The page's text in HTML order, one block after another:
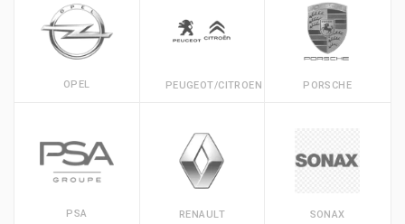
OPEL PEUGEOT/CITROEN PORSCHE
PSA RENAULT SONAX